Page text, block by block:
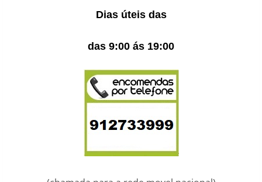
Dias úteis das
das 9:00 ás 19:00